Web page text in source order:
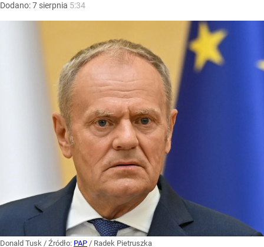
Dodano:7 sierpnia 5:34
Donald Tusk / Źródło: PAP / Radek Pietruszka